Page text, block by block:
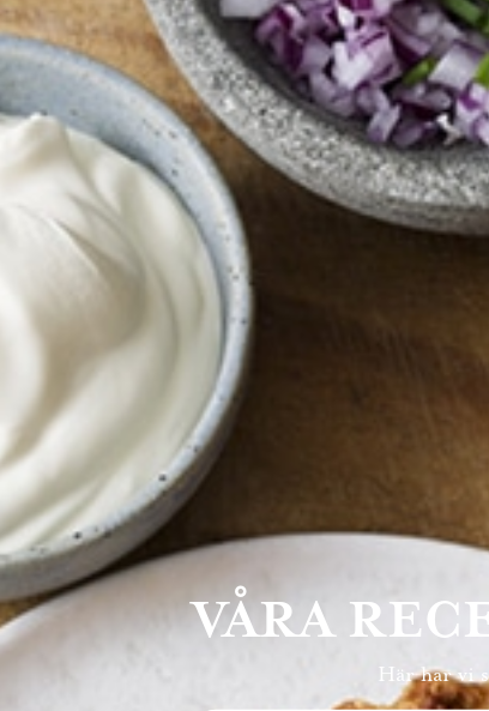
VÅRA
Här har vi